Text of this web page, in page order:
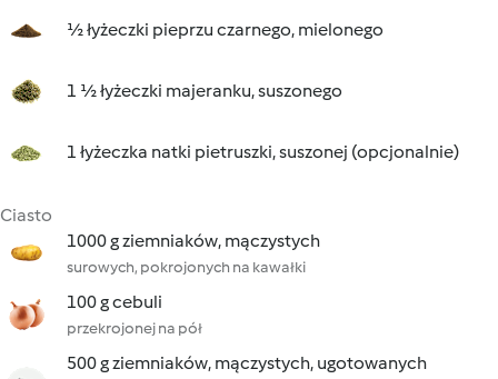
½ łyżeczki pieprzu czarnego, mielonego
1 ½ łyżeczki majeranku, suszonego
1 łyżeczka natki pietruszki, suszonej (opcjonalnie)
Ciasto
1000 g ziemniaków, mączystych
surowych, pokrojonych na kawałki
100 g cebuli
przekrojonej na pół
500 g ziemniaków, mączystych, ugotowanych